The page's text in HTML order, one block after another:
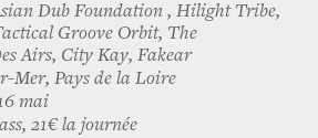
Dub Foundation , Hilight Tribe,
Groove Orbit, The
Airs, City Kay, Fakear
Mer, Pays de la Loire
mai
21€ la journée